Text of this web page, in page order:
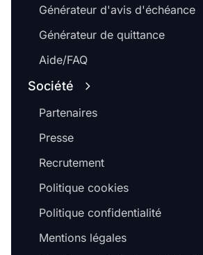
Générateur d'avis d'échéance
Générateur de quittance
Aide/FAQ
Société
Partenaires
Presse
Recrutement
Politique cookies
Politique confidentialité
Mentions légales